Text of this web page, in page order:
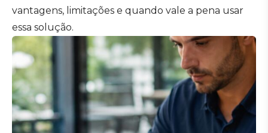
vantagens, limitações e quando vale a pena usar
essa solução.